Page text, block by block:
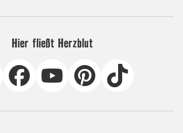
Hier fließt Herzblut